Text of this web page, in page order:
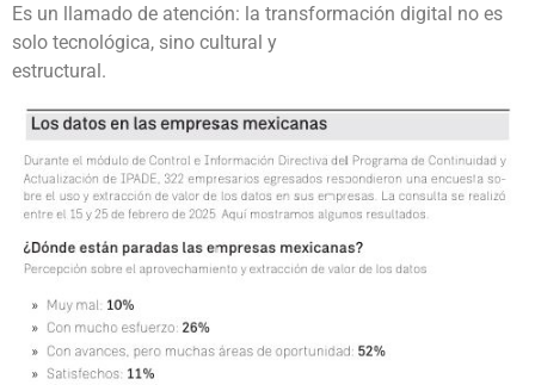
Es un llamado de atención: la transformación digital no es
solo tecnológica, sino cultural y
estructural.